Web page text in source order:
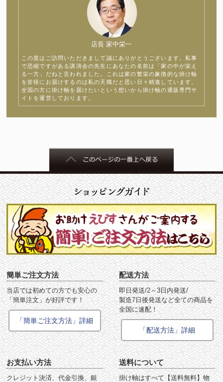
店長 家中栄一
この度はご訪問いただきまして誠にありがとうございます。私事
で恐縮ですがある講演会の先生にあなたの名前は「家の中が栄え
る一方」だねと言われました。これは家の繁栄の象徴的な掛け軸
を皆様にお届けするのは私の天職だと思い日々精進しています。
全国の方に掛け軸を届けたいという想いから掛け軸の通販専門サ
イトを運営しております。
簡単ご注文方法
当店では初めての方でも安心の
「簡単注文」が好評です！
「簡単ご注文方法」詳細
配送方法
即日発送/2～3日内発送/
製造7日後発送など全ての商品を
全国に速配！
「配送方法」詳細
お支払い方法
クレジット決済、代金引換、銀
送料について
掛け軸はすべて【送料無料】物